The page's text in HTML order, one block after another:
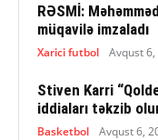
RƏSMİ:
müqavilə imzaladı
Xarici futbol Avqust
Stiven Karri
iddiaları təkzib
Basketbol Avqust 6,